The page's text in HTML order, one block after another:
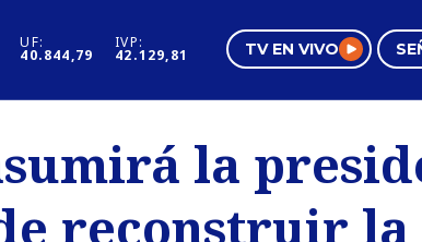
UF:
40.844,79
IVP:
42.129,81 TV EN VIVO
Negocios
Pura Mujer
la
reconstruir la